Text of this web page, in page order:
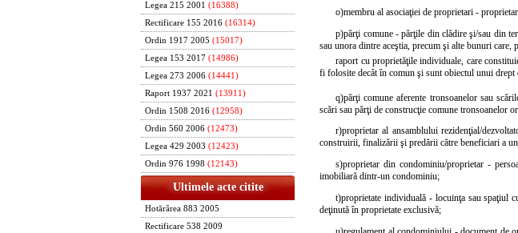
Legea 215 2001 (16388)
Rectificare 155 2016 (16314)
Ordin 1917 2005 (15017)
Legea 153 2017 (14986)
Legea 273 2006 (14441)
Raport 1937 2021 (13911)
Ordin 1508 2016 (12958)
Ordin 560 2006 (12473)
Legea 429 2003 (12423)
Ordin 976 1998 (12143)
Ultimele acte citite
Hotărârea 883 2005
Rectificare 538 2009
o)membru al asociaţiei de proprietari -
p)părţi comune - părţile din clădire şi/sau din
sau unora dintre aceştia, precum şi alte bunuri
raport cu proprietăţile individuale, care
fi folosite decât în comun şi sunt obiectul unui drept
q)părţi comune aferente tronsoanelor sau
scări sau părţi de construcţie comune tronsoanelor
r)proprietar al ansamblului rezidenţial/
construirii, finalizării şi predării către beneficiari a
s)proprietar din condominiu/proprietar -
imobiliară dintr-un condominiu;
t)proprietate individuală - locuinţa sau spaţiul
deţinută în proprietate exclusivă;